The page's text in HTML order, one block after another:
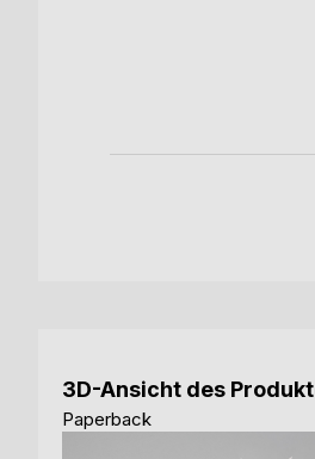
3D-Ansicht des
Paperback